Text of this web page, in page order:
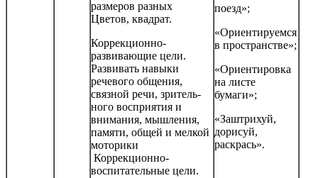
размеров разных
Цветов, квадрат.
Коррекционно-
развивающие цели.
Развивать навыки
речевого общения,
связной речи, зритель­
ного восприятия и
внимания, мышления,
памяти, общей и мелкой
моторики
Коррекционно-
воспитательные цели.
поезд»;
«Ориентируемся
в пространстве»;
«Ориентировка
на листе
бумаги»;
«Заштрихуй,
дорисуй,
раскрась».